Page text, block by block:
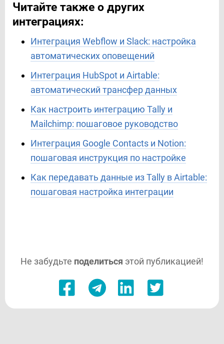
Читайте также о других
интеграциях:
Интеграция Webflow и Slack: настройка
автоматических оповещений
Интеграция HubSpot и Airtable:
автоматический трансфер данных
Как настроить интеграцию Tally и
Mailchimp: пошаговое руководство
Интеграция Google Contacts и Notion:
пошаговая инструкция по настройке
Как передавать данные из Tally в Airtable:
пошаговая настройка интеграции
Не забудьте поделиться этой публикацией!